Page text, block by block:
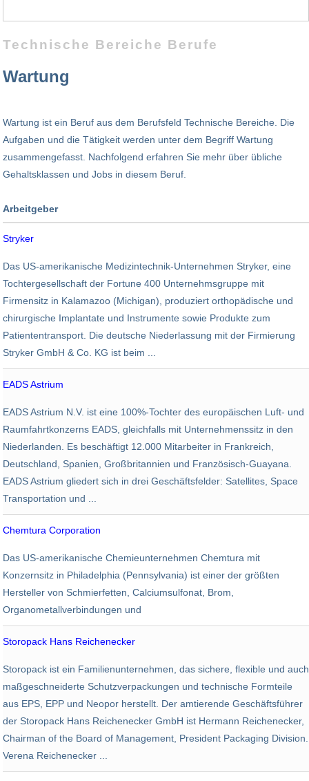
Technische Bereiche Berufe
Wartung
Wartung ist ein Beruf aus dem Berufsfeld Technische Bereiche. Die
Aufgaben und die Tätigkeit werden unter dem Begriff Wartung
zusammengefasst. Nachfolgend erfahren Sie mehr über übliche
Gehaltsklassen und Jobs in diesem Beruf.
Arbeitgeber
Branche
Angestellte
Stryker
27.000
9,95 Mrd. USD
Das US-amerikanische Medizintechnik-Unternehmen Stryker, eine
Tochtergesellschaft der Fortune 400 Unternehmsgruppe mit
Firmensitz in Kalamazoo (Michigan), produziert orthopädische und
chirurgische Implantate und Instrumente sowie Produkte zum
Patiententransport. Die deutsche Niederlassung mit der Firmierung
Stryker GmbH & Co. KG ist beim ...
EADS Astrium
12.000
EADS Astrium N.V. ist eine 100%-Tochter des europäischen Luft- und
Raumfahrtkonzerns EADS, gleichfalls mit Unternehmenssitz in den
Niederlanden. Es beschäftigt 12.000 Mitarbeiter in Frankreich,
Deutschland, Spanien, Großbritannien und Französisch-Guayana.
EADS Astrium gliedert sich in drei Geschäftsfelder: Satellites, Space
Transportation und ...
Chemtura Corporation
2.500
1,75 Mrd. USD
Das US-amerikanische Chemieunternehmen Chemtura mit
Konzernsitz in Philadelphia (Pennsylvania) ist einer der größten
Hersteller von Schmierfetten, Calciumsulfonat, Brom,
Organometallverbindungen und
Storopack Hans Reichenecker
2.400
353 Mio. EUR
Storopack ist ein Familienunternehmen, das sichere, flexible und auch
maßgeschneiderte Schutzverpackungen und technische Formteile
aus EPS, EPP und Neopor herstellt. Der amtierende Geschäftsführer
der Storopack Hans Reichenecker GmbH ist Hermann Reichenecker,
Chairman of the Board of Management, President Packaging Division.
Verena Reichenecker ...